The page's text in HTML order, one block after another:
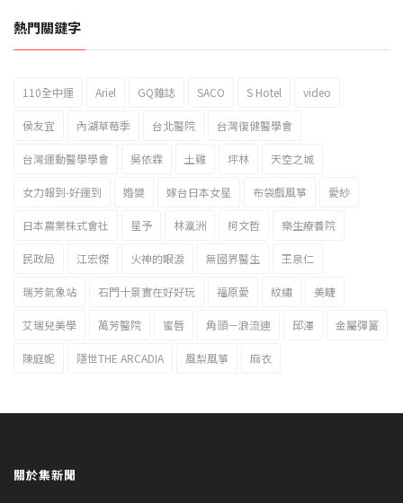
2023新北市北海岸國際風箏節「風在石起」霸氣回歸
熱門關鍵字
110全中運 Ariel GQ雜誌 SACO S Hotel video
侯友宜 內湖草莓季 台北醫院 台灣復健醫學會
台灣運動醫學學會 吳依霖 土雞 坪林 天空之城
女力報到-好運到 婚變 嫁台日本女星 布袋戲風箏 愛紗
日本農業株式會社 星予 林瀛洲 柯文哲 樂生療養院
民政局 江宏傑 火神的眼淚 無國界醫生 王泉仁
瑞芳氣象站 石門十景實在好好玩 福原愛 紋繡 美睫
艾瑞兒美學 萬芳醫院 蜜唇 角頭－浪流連 邱澤 金屬彈簧
陳庭妮 隱世THE ARCADIA 風梨風箏 麻衣
關於集新聞